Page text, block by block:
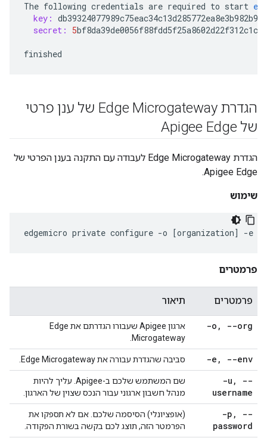
The following credentials are required to start
key:
secret:
5
finished
הגדרת Edge Microgateway של ענן פרטי
של Apigee Edge
הגדרת Edge Microgateway לעבודה עם התקנה בענן הפרטי של
Apigee Edge.
שימוש
edgemicro private configure -o [organization] -e
פרמטרים
פרמטרים תיאור
-o , --org
ארגון Apigee שעבורו הגדרתם את Edge
Microgateway.
-e , --env סביבה שהגדרת עבורה את Edge Microgateway.
-u ,
--
username
שם המשתמש שלכם ב-Apigee. עליך להיות
מנהל חשבון ארגוני עבור הנכס שצוין של הארגון.
-p ,
--
password
(אופציונלי) הסיסמה שלכם. אם לא תספקו את
הפרמטר הזה, תוצג לכם בקשה בשורת הפקודה.